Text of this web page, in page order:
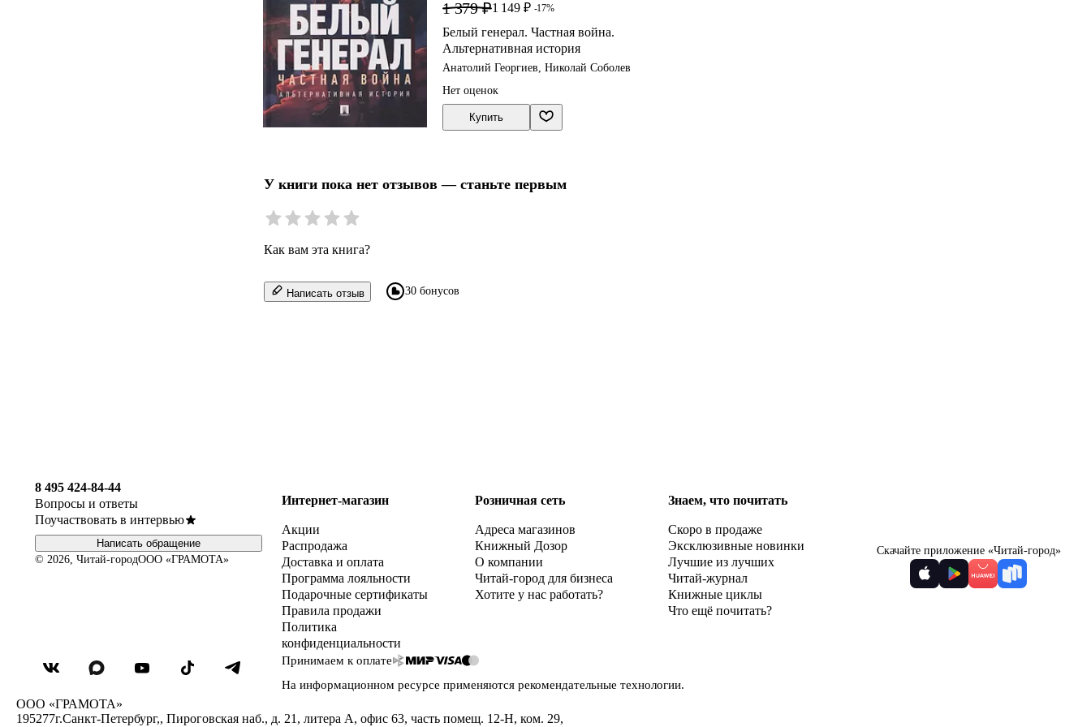
1 379 ₽1 149 ₽ -17%
Белый генерал. Частная война.
Альтернативная история
Анатолий Георгиев, Николай Соболев
Нет оценок
Купить
У книги пока нет отзывов — станьте первым
Как вам эта книга?
Написать отзыв 30 бонусов
8 495 424-84-44
Вопросы и ответы
Поучаствовать в интервью
Написать обращение
© 2026, Читай-городООО «ГРАМОТА»
Интернет-магазин
Акции
Распродажа
Доставка и оплата
Программа лояльности
Подарочные сертификаты
Правила продажи
Политика
конфиденциальности
Розничная сеть
Адреса магазинов
Книжный Дозор
О компании
Читай-город для бизнеса
Хотите у нас работать?
Знаем, что почитать
Скоро в продаже
Эксклюзивные новинки
Лучшие из лучших
Читай-журнал
Книжные циклы
Что ещё почитать?
Принимаем к оплате
На информационном ресурсе применяются рекомендательные технологии.
Скачайте приложение «Читай-город»
ООО «ГРАМОТА»
195277г.Санкт-Петербург,, Пироговская наб., д. 21, литера А, офис 63, часть помещ. 12-Н, ком. 29,